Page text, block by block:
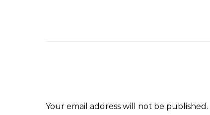
Your email address will not be published.